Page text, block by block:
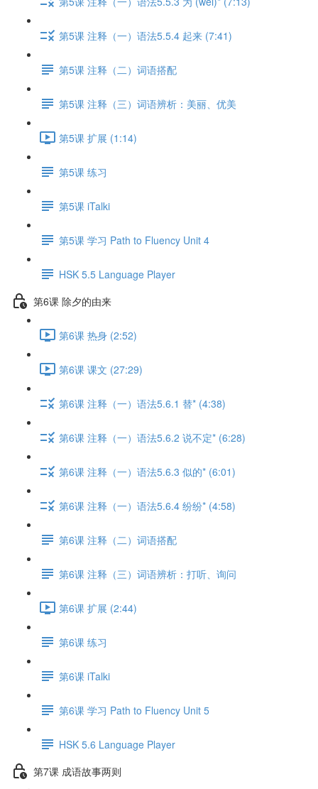
第5课 注释（一）语法5.5.4 起来 (7:41)
第5课 注释（二）词语搭配
第5课 注释（三）词语辨析：美丽、优美
第5课 扩展 (1:14)
第5课 练习
第5课 iTalki
第5课 学习 Path to Fluency Unit 4
HSK 5.5 Language Player
第6课 除夕的由来
第6课 热身 (2:52)
第6课 课文 (27:29)
第6课 注释（一）语法5.6.1 替* (4:38)
第6课 注释（一）语法5.6.2 说不定* (6:28)
第6课 注释（一）语法5.6.3 似的* (6:01)
第6课 注释（一）语法5.6.4 纷纷* (4:58)
第6课 注释（二）词语搭配
第6课 注释（三）词语辨析：打听、询问
第6课 扩展 (2:44)
第6课 练习
第6课 iTalki
第6课 学习 Path to Fluency Unit 5
HSK 5.6 Language Player
第7课 成语故事两则